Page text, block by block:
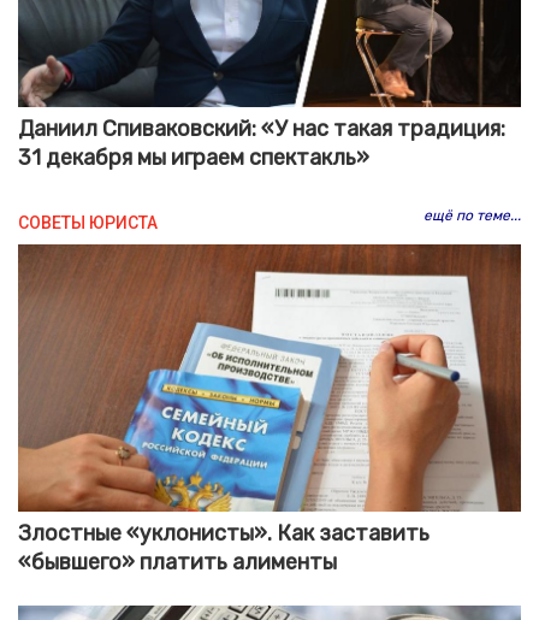
Даниил Спиваковский: «У нас такая традиция:
31 декабря мы играем спектакль»
ещё по теме...
СОВЕТЫ ЮРИСТА
Злостные «уклонисты». Как заставить
«бывшего» платить алименты